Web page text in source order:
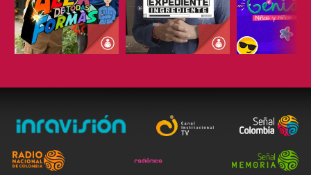
ESCUCHAR ESCUCHAR